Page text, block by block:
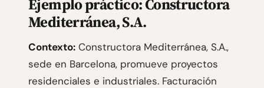
Ejemplo práctico: Constructora
Mediterránea, S.A.
Contexto: Constructora Mediterránea, S.A.,
sede en Barcelona, promueve proyectos
residenciales e industriales. Facturación